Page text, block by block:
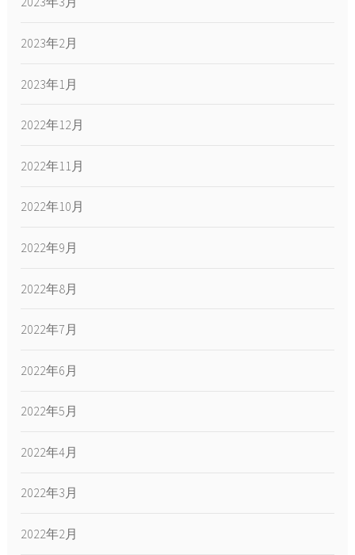
2023年2月
2023年1月
2022年12月
2022年11月
2022年10月
2022年9月
2022年8月
2022年7月
2022年6月
2022年5月
2022年4月
2022年3月
2022年2月